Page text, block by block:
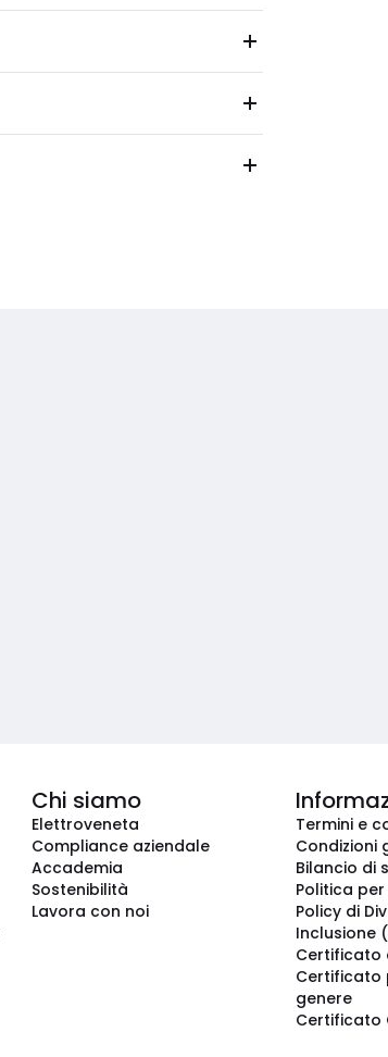
Chi siamo
Elettroveneta
Compliance aziendale
Accademia
Sostenibilità
Lavora con noi
Termini e
Condizioni
Bilancio di
Politica
Policy di
Inclusione
Certificato
Certificato
genere
Certificato